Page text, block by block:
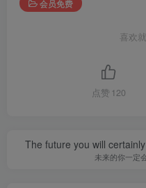
会员免费
喜欢
点赞 120
The future you will
未来的你一定